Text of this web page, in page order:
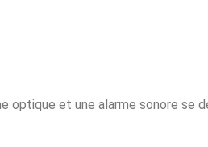
optique et une alarme sonore se